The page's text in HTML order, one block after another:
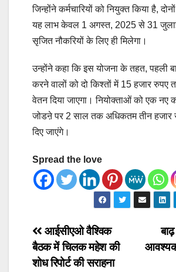
जिन्होंने कर्मचारियों को नियुक्त किया है,
यह लाभ केवल 1 अगस्त, 2025 से 31
सृजित नौकरियों के लिए ही मिलेगा।
उन्होंने कहा कि इस योजना के तहत, पहली
करने वालों को दो किश्तों में 15 हजार रुपए
वेतन दिया जाएगा। नियोक्ताओं को एक नए
जोडऩे पर 2 साल तक अधिकतम तीन हजार
दिए जाएंगे।
Spread the love
Post
navigation
आईसीएओ वैश्विक
बैठक में चिलक महेश की
शोध रिपोर्ट की सराहना